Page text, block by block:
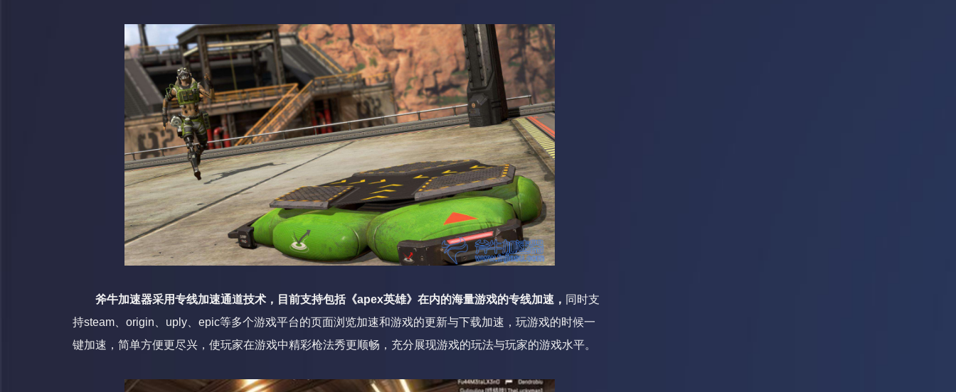
斧牛加速器采用专线加速通道技术，目前支持包括《apex英雄》在内的海量游戏的专线加速， 同时支
持steam、origin、uply、epic等多个游戏平台的页面浏览加速和游戏的更新与下载加速，玩游戏的时候一
键加速，简单方便更尽兴，使玩家在游戏中精彩枪法秀更顺畅，充分展现游戏的玩法与玩家的游戏水平。